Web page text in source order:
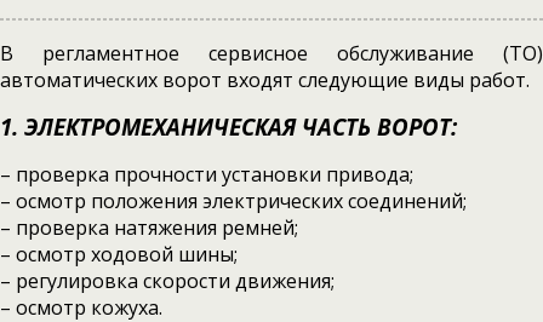
В регламентное сервисное обслуживание (ТО)
автоматических ворот входят следующие виды работ.
1. ЭЛЕКТРОМЕХАНИЧЕСКАЯ ЧАСТЬ ВОРОТ:
– проверка прочности установки привода;
– осмотр положения электрических соединений;
– проверка натяжения ремней;
– осмотр ходовой шины;
– регулировка скорости движения;
– осмотр кожуха.